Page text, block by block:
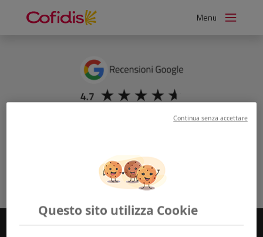
Menu
Questo sito utilizza Cookie
Continua senza accettare